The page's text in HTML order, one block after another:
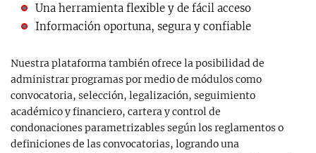
Una herramienta flexible y de fácil acceso
Información oportuna, segura y confiable
Nuestra plataforma también ofrece la posibilidad de
administrar programas por medio de módulos como
convocatoria, selección, legalización, seguimiento
académico y financiero, cartera y control de
condonaciones parametrizables según los reglamentos o
definiciones de las convocatorias, logrando una